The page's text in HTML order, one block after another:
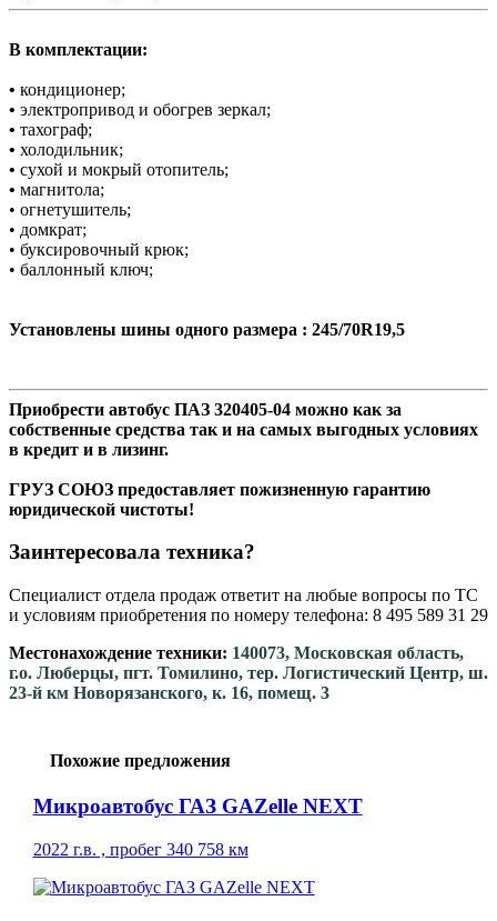
В комплектации:
• кондиционер;
• электропривод и обогрев зеркал;
• тахограф;
• холодильник;
• сухой и мокрый отопитель;
• магнитола;
• огнетушитель;
• домкрат;
• буксировочный крюк;
• баллонный ключ;
Установлены шины одного размера : 245/70R19,5
Приобрести автобус ПАЗ 320405-04 можно как за
собственные средства так и на самых выгодных условиях
в кредит и в лизинг.
ГРУЗ СОЮЗ предоставляет пожизненную гарантию
юридической чистоты!
Заинтересовала техника?
Специалист отдела продаж ответит на любые вопросы по ТС
и условиям приобретения по номеру телефона: 8 495 589 31 29
Местонахождение техники: 140073, Московская область,
г.о. Люберцы, пгт. Томилино, тер. Логистический Центр, ш.
23-й км Новорязанского, к. 16, помещ. 3
Похожие предложения
Микроавтобус ГАЗ GAZelle NEXT
2022 г.в. , пробег 340 758 км